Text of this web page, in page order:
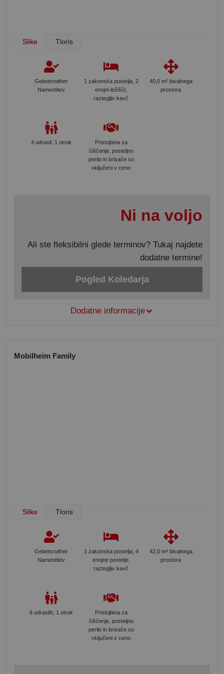
Slike Tloris
Gebetsroither
Namestitev
1 zakonska postelja, 2
enojni ležišči,
raztegljiv kavč
40,0 m² bivalnega
prostora
4 odrasli, 1 otrok
Pristojbina za
čiščenje, posteljno
perilo in brisače so
vključeni v ceno
Ni na voljo
Ali ste fleksibilni glede terminov? Tukaj najdete
dodatne termine!
Pogled Koledarja
Dodatne informacije
Mobilheim Family
Slike Tloris
Gebetsroither
Namestitev
1 zakonska postelja, 4
enojne postelje,
raztegljiv kavč
42,0 m² bivalnega
prostora
6 odraslih, 1 otrok
Pristojbina za
čiščenje, posteljno
perilo in brisače so
vključeni v ceno